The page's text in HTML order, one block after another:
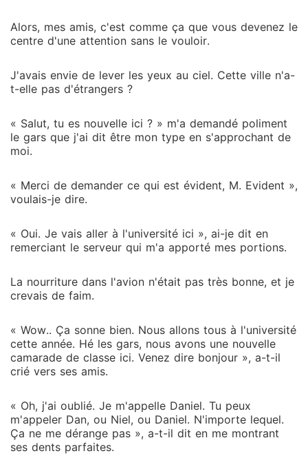
Alors, mes amis, c'est comme ça que vous devenez le
centre d'une attention sans le vouloir.
J'avais envie de lever les yeux au ciel. Cette ville n'a-
t-elle pas d'étrangers ?
« Salut, tu es nouvelle ici ? » m'a demandé poliment
le gars que j'ai dit être mon type en s'approchant de
moi.
« Merci de demander ce qui est évident, M. Evident »,
voulais-je dire.
« Oui. Je vais aller à l'université ici », ai-je dit en
remerciant le serveur qui m'a apporté mes portions.
La nourriture dans l'avion n'était pas très bonne, et je
crevais de faim.
« Wow.. Ça sonne bien. Nous allons tous à l'université
cette année. Hé les gars, nous avons une nouvelle
camarade de classe ici. Venez dire bonjour », a-t-il
crié vers ses amis.
« Oh, j'ai oublié. Je m'appelle Daniel. Tu peux
m'appeler Dan, ou Niel, ou Daniel. N'importe lequel.
Ça ne me dérange pas », a-t-il dit en me montrant
ses dents parfaites.